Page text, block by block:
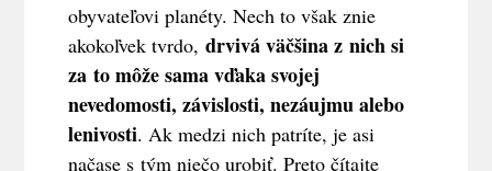
obyvateľovi planéty. Nech to však znie
akokoľvek tvrdo,drvivá väčšina z nich si
za to môže sama vďaka svojej
nevedomosti, závislosti, nezáujmu alebo
lenivosti. Ak medzi nich patríte, je asi
načase s tým niečo urobiť. Preto čítajte